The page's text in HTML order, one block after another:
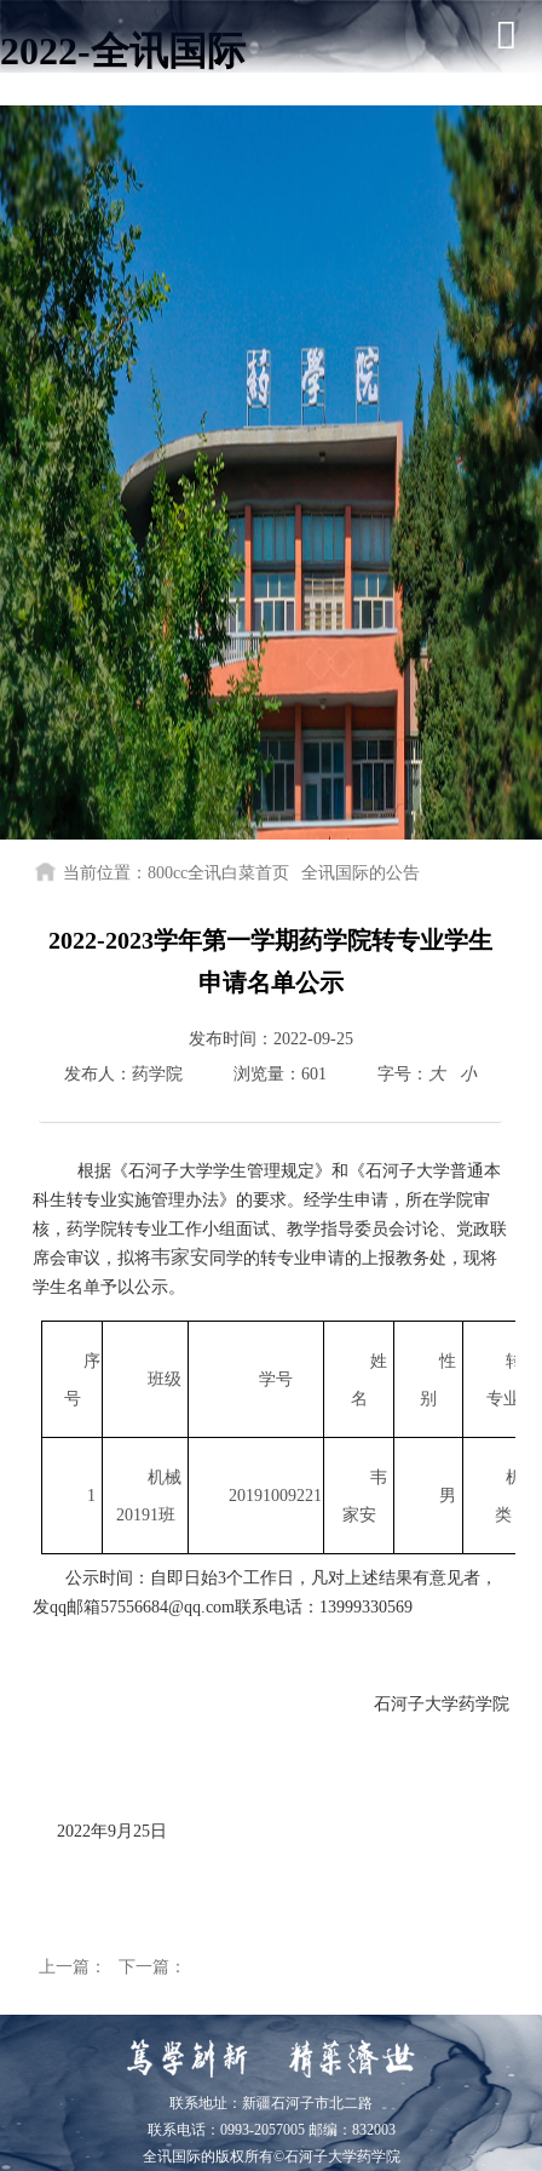
2022-全讯国际
院情总览
科学研究
本科教学
平台建设
学生园地
交流合作
当前位置：800cc全讯白菜首页 全讯国际的公告
2022-2023学年第一学期药学院转专业学生
申请名单公示
发布时间： 2022-09-25
发布人：药学院 浏览量：601 字号： 大 小
根据《石河子大学学生管理规定》和《石河子大学普通本
科生转专业实施管理办法》的要求。经学生申请，所在学院审
核，药学院转专业工作小组面试、教学指导委员会讨论、党政联
席会审议，拟将韦家安 同学的转专业申请的上报教务处，现将
学生名单予以公示。
序
号
班级 学号
姓
名
性
别
转出
专业
1
机械
20191 班
20191009221
韦
家安
男
机械
类
公示时间：自即日始3个工作日，凡对上述结果有意见者，
发qq邮箱57556684@qq.com联系电话： 13999330569
石河子大学药学院
2022年9 月 25 日
上一篇： 下一篇：
联系地址：新疆石河子市北二路
联系电话：0993-2057005 邮编：832003
全讯国际的版权所有©石河子大学药学院